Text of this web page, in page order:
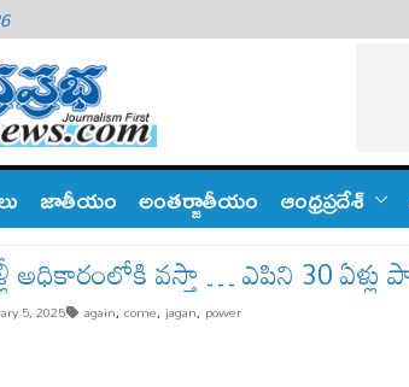
జాతీయం అంతర్జాతీయం ఆంధ్ర‌ప్ర‌దేశ్
అధికారంలోకి వ‌స్తా … ఎపిని 30 ఏళ్లు
5, 2025 again, come, jagan, power